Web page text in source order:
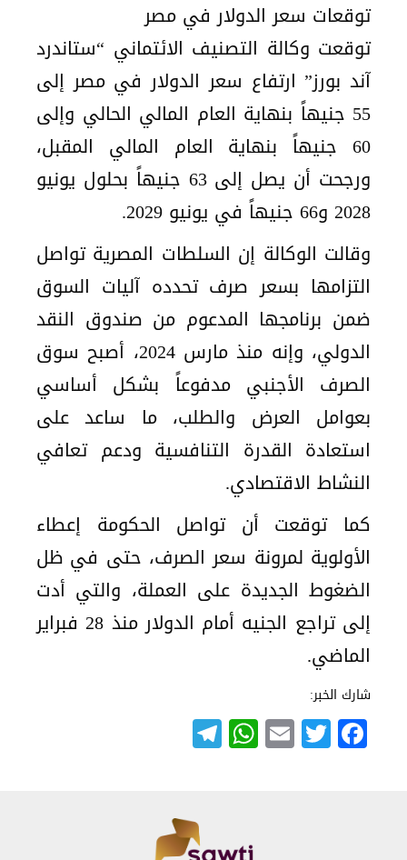
توقعات سعر الدولار في مصر
توقعت وكالة التصنيف الائتماني “ستاندرد
آند بورز” ارتفاع سعر الدولار في مصر إلى
55 جنيهاً بنهاية العام المالي الحالي وإلى
60 جنيهاً بنهاية العام المالي المقبل،
ورجحت أن يصل إلى 63 جنيهاً بحلول يونيو
2028 و66 جنيهاً في يونيو 2029.
وقالت الوكالة إن السلطات المصرية تواصل
التزامها بسعر صرف تحدده آليات السوق
ضمن برنامجها المدعوم من صندوق النقد
الدولي، وإنه منذ مارس 2024، أصبح سوق
الصرف الأجنبي مدفوعاً بشكل أساسي
بعوامل العرض والطلب، ما ساعد على
استعادة القدرة التنافسية ودعم تعافي
النشاط الاقتصادي.
كما توقعت أن تواصل الحكومة إعطاء
الأولوية لمرونة سعر الصرف، حتى في ظل
الضغوط الجديدة على العملة، والتي أدت
إلى تراجع الجنيه أمام الدولار منذ 28 فبراير
الماضي.
شارك الخبر:
Facebook
Twitter
Email
WhatsApp